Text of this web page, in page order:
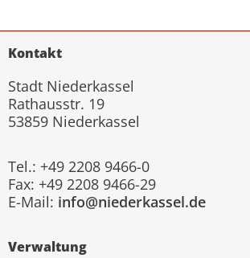
Kontakt
Stadt Niederkassel
Rathausstr. 19
53859 Niederkassel
Tel.: +49 2208 9466-0
Fax: +49 2208 9466-29
E-Mail: info@niederkassel.de
Verwaltung